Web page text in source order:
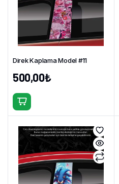
Direk Kaplama Model #11
500,00₺